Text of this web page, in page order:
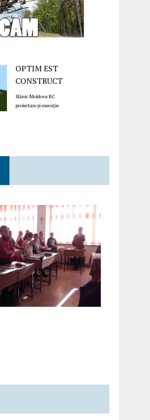
OPTIM EST
CONSTRUCT
Slănic Moldova BC
proiectare și execuție